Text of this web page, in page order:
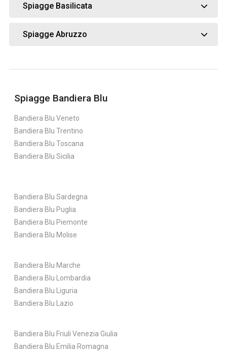
Spiagge Basilicata
Spiagge Abruzzo
Spiagge Bandiera Blu
Bandiera Blu Veneto
Bandiera Blu Trentino
Bandiera Blu Toscana
Bandiera Blu Sicilia
Bandiera Blu Sardegna
Bandiera Blu Puglia
Bandiera Blu Piemonte
Bandiera Blu Molise
Bandiera Blu Marche
Bandiera Blu Lombardia
Bandiera Blu Liguria
Bandiera Blu Lazio
Bandiera Blu Friuli Venezia Giulia
Bandiera Blu Emilia Romagna